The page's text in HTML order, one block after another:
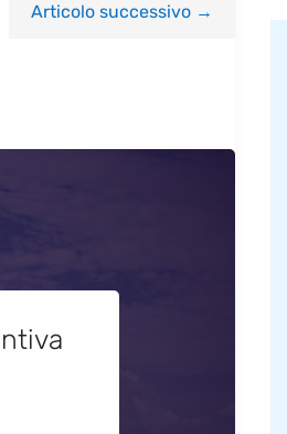
Articolo successivo→